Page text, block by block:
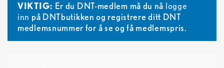
VIKTIG: Er du DNT-medlem må du nå logge
inn på DNTbutikken og registrere ditt DNT
medlemsnummer for å se og få medlemspris.